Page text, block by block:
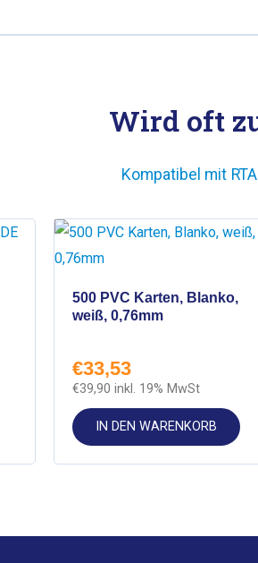
Wird oft
Kompatibel mit
500 PVC Karten, Blanko,
weiß, 0,76mm
€33,53
€39,90 inkl. 19% MwSt
IN DEN WARENKORB